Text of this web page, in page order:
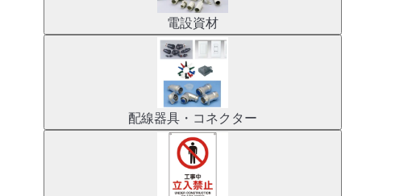
電設資材
配線器具・コネクター